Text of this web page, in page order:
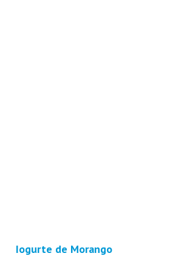
Iogurte de Morango